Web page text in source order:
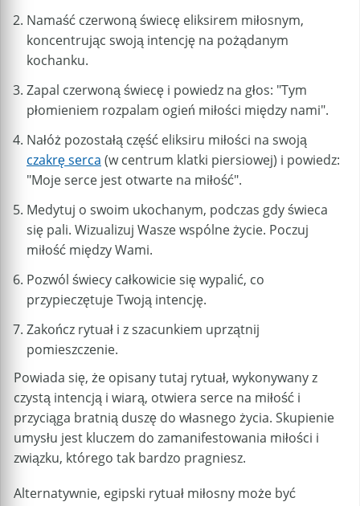
Namaść czerwoną świecę eliksirem miłosnym,
koncentrując swoją intencję na pożądanym
kochanku.
Zapal czerwoną świecę i powiedz na głos: "Tym
płomieniem rozpalam ogień miłości między nami".
Nałóż pozostałą część eliksiru miłości na swoją
czakrę serca (w centrum klatki piersiowej) i powiedz:
"Moje serce jest otwarte na miłość".
Medytuj o swoim ukochanym, podczas gdy świeca
się pali. Wizualizuj Wasze wspólne życie. Poczuj
miłość między Wami.
Pozwól świecy całkowicie się wypalić, co
przypieczętuje Twoją intencję.
Zakończ rytuał i z szacunkiem uprzątnij
pomieszczenie.
Powiada się, że opisany tutaj rytuał, wykonywany z
czystą intencją i wiarą, otwiera serce na miłość i
przyciąga bratnią duszę do własnego życia. Skupienie
umysłu jest kluczem do zamanifestowania miłości i
związku, którego tak bardzo pragniesz.
Alternatywnie, egipski rytuał miłosny może być